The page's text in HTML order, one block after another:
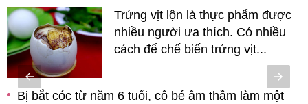
Trứng vịt lộn là thực phẩm được
nhiều người ưa thích. Có nhiều
cách để chế biến trứng vịt...
Bị bắt cóc từ năm 6 tuổi, cô bé âm thầm làm một